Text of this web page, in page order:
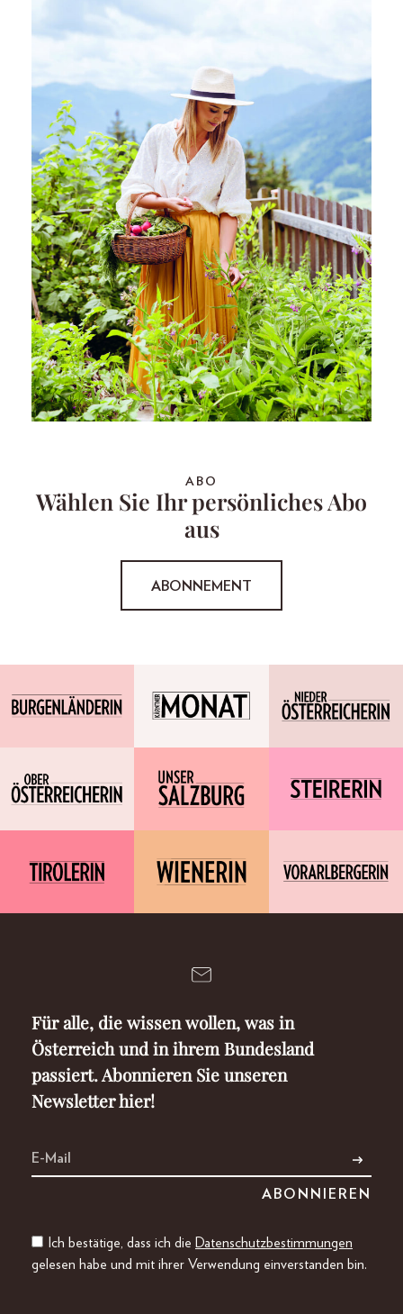
ABO
Wählen Sie Ihr persönliches Abo
aus
ABONNEMENT
Für alle, die wissen wollen, was in
Österreich und in ihrem Bundesland
passiert. Abonnieren Sie unseren
Newsletter hier!
Ich bestätige, dass ich die Datenschutzbestimmungen
gelesen habe und mit ihrer Verwendung einverstanden bin.